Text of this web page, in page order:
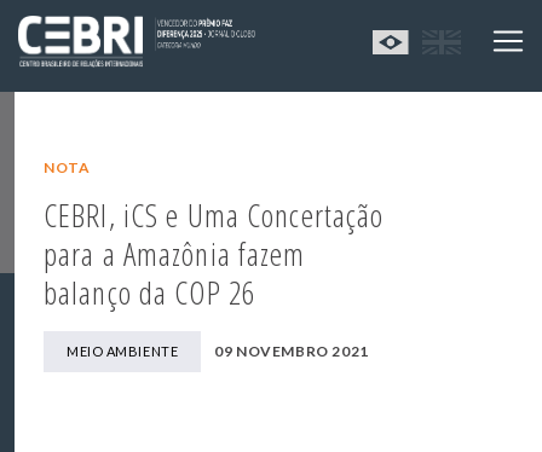
NOTA
CEBRI, iCS e Uma Concertação
para a Amazônia fazem
balanço da COP 26
MEIO AMBIENTE 09 NOVEMBRO 2021